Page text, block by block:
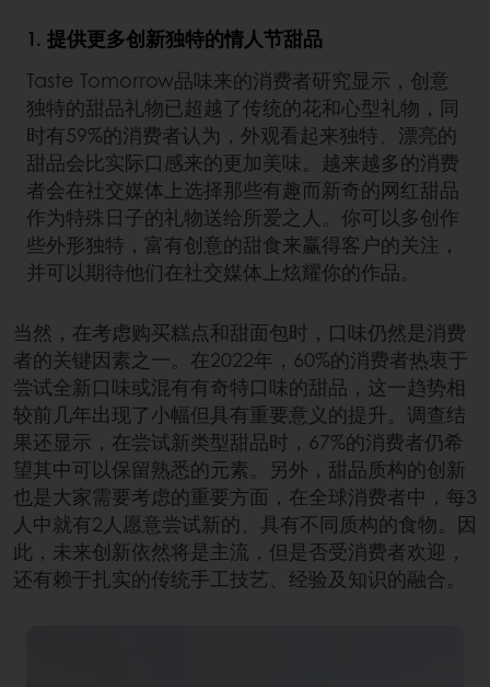
1. 提供更多创新独特的情人节甜品
Taste Tomorrow品味来的消费者研究显示，创意
独特的甜品礼物已超越了传统的花和心型礼物，同
时有59%的消费者认为，外观看起来独特、漂亮的
甜品会比实际口感来的更加美味。越来越多的消费
者会在社交媒体上选择那些有趣而新奇的网红甜品
作为特殊日子的礼物送给所爱之人。你可以多创作
些外形独特，富有创意的甜食来赢得客户的关注，
并可以期待他们在社交媒体上炫耀你的作品。
当然，在考虑购买糕点和甜面包时，口味仍然是消费
者的关键因素之一。在2022年，60%的消费者热衷于
尝试全新口味或混有有奇特口味的甜品，这一趋势相
较前几年出现了小幅但具有重要意义的提升。调查结
果还显示，在尝试新类型甜品时，67%的消费者仍希
望其中可以保留熟悉的元素。另外，甜品质构的创新
也是大家需要考虑的重要方面，在全球消费者中，每3
人中就有2人愿意尝试新的、具有不同质构的食物。因
此，未来创新依然将是主流，但是否受消费者欢迎，
还有赖于扎实的传统手工技艺、经验及知识的融合。